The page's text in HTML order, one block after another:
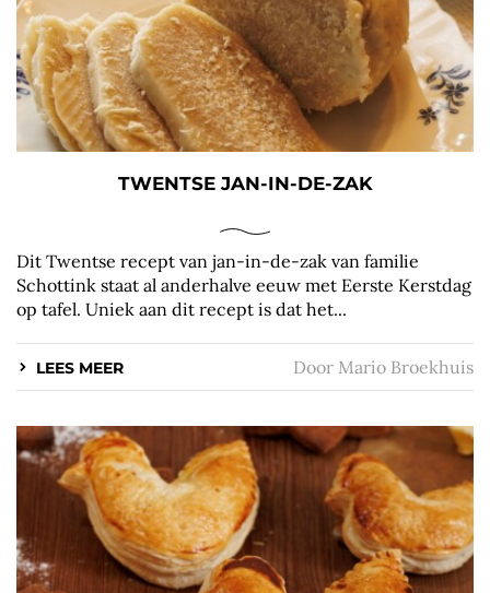
TWENTSE JAN-IN-DE-ZAK
Dit Twentse recept van jan-in-de-zak van familie
Schottink staat al anderhalve eeuw met Eerste Kerstdag
op tafel. Uniek aan dit recept is dat het...
LEES MEER Door Mario Broekhuis